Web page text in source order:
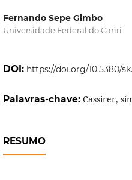
Fernando Sepe Gimbo
Universidade Federal do Cariri
DOI: https://doi.org/10.5380/
Palavras-chave: Cassirer,
RESUMO